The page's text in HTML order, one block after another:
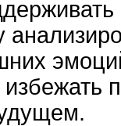
избежать